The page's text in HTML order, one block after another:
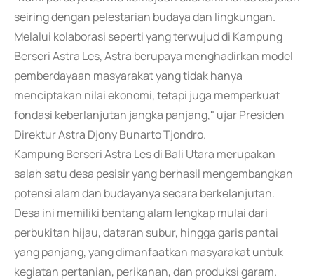
seiring dengan pelestarian budaya dan lingkungan.
Melalui kolaborasi seperti yang terwujud di Kampung
Berseri Astra Les, Astra berupaya menghadirkan model
pemberdayaan masyarakat yang tidak hanya
menciptakan nilai ekonomi, tetapi juga memperkuat
fondasi keberlanjutan jangka panjang," ujar Presiden
Direktur Astra Djony Bunarto Tjondro.
Kampung Berseri Astra Les di Bali Utara merupakan
salah satu desa pesisir yang berhasil mengembangkan
potensi alam dan budayanya secara berkelanjutan.
Desa ini memiliki bentang alam lengkap mulai dari
perbukitan hijau, dataran subur, hingga garis pantai
yang panjang, yang dimanfaatkan masyarakat untuk
kegiatan pertanian, perikanan, dan produksi garam.